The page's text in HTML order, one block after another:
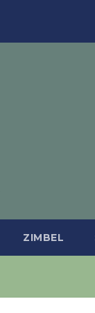
ZIMBEL